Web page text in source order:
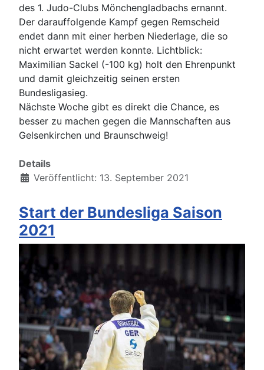
des 1. Judo-Clubs Mönchengladbachs ernannt.
Der darauffolgende Kampf gegen Remscheid
endet dann mit einer herben Niederlage, die so
nicht erwartet werden konnte. Lichtblick:
Maximilian Sackel (-100 kg) holt den Ehrenpunkt
und damit gleichzeitig seinen ersten
Bundesligasieg.
Nächste Woche gibt es direkt die Chance, es
besser zu machen gegen die Mannschaften aus
Gelsenkirchen und Braunschweig!
Details
Veröffentlicht: 13. September 2021
Start der Bundesliga Saison
2021